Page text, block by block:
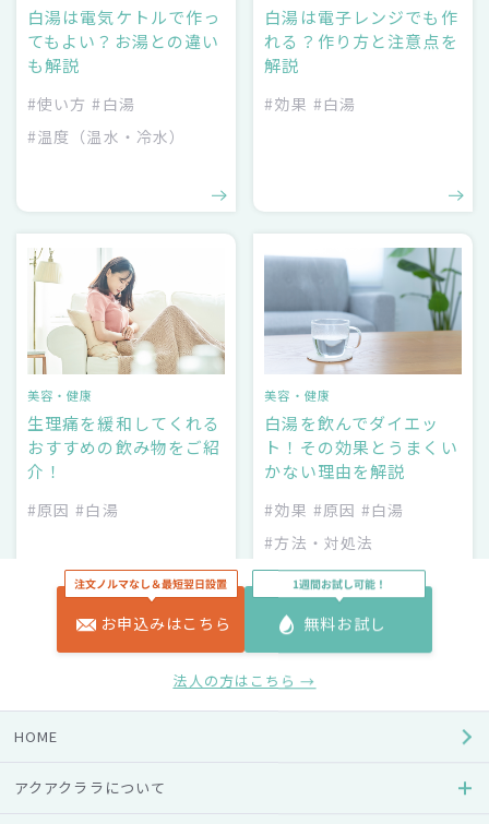
白湯は電気ケトルで作っ
てもよい？お湯との違い
も解説
#使い方 #白湯
#温度（温水・冷水）
白湯は電子レンジでも作
れる？作り方と注意点を
解説
#効果 #白湯
美容・健康
生理痛を緩和してくれる
おすすめの飲み物をご紹
介！
#原因 #白湯
美容・健康
白湯を飲んでダイエッ
ト！その効果とうまくい
かない理由を解説
#効果 #原因 #白湯
#方法・対処法
#ダイエット
お申込みはこちら 無料お試し
法人の方はこちら →
HOME
アクアクララについて